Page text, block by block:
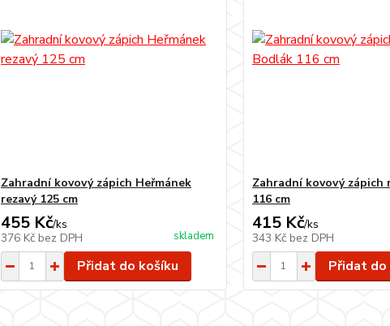
Zahradní kovový zápich Heřmánek
rezavý 125 cm
455 Kč/ks
376 Kč bez DPH skladem
Přidat do košíku
Zahradní kovový zápich
116 cm
415 Kč/ks
343 Kč bez DPH
Přidat do